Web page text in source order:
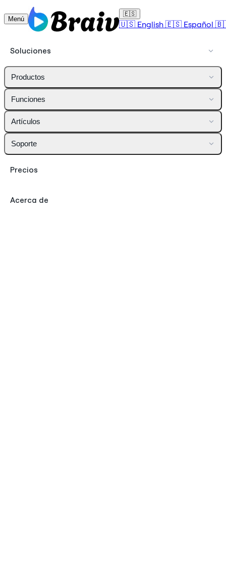
Menú
🇪🇸
🇺🇸 English 🇪🇸 Español
Soluciones
Productos
Funciones
Artículos
Soporte
Precios
Acerca de